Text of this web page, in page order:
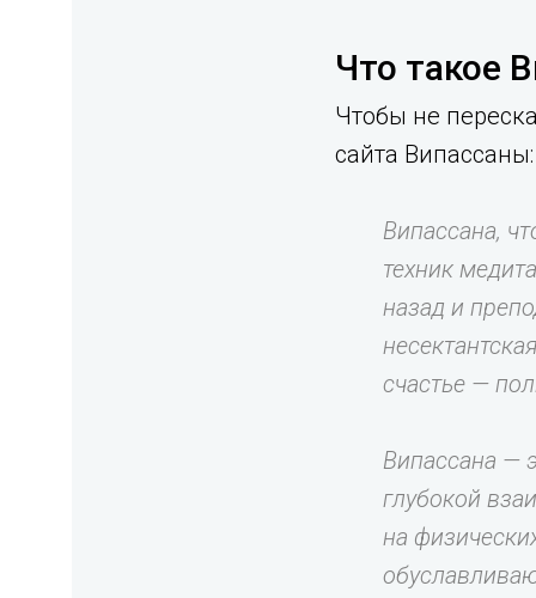
Что такое
Чтобы не
сайта Випассаны:
Випассана,
техник
назад и
счастье —
Випассана —
глубокой
на